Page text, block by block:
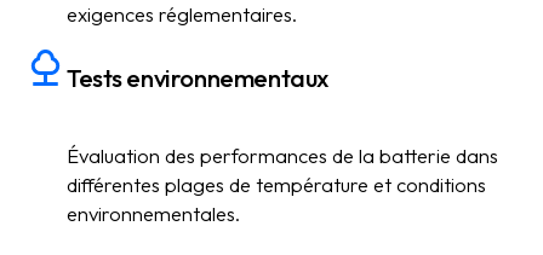
exigences réglementaires.
Tests environnementaux
Évaluation des performances de la batterie dans
différentes plages de température et conditions
environnementales.